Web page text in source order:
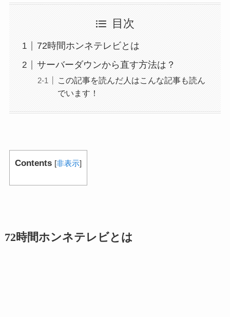
目次
72時間ホンネテレビとは
サーバーダウンから直す方法は？
この記事を読んだ人はこんな記事も読ん
でいます！
Contents [非表示]
72時間ホンネテレビとは